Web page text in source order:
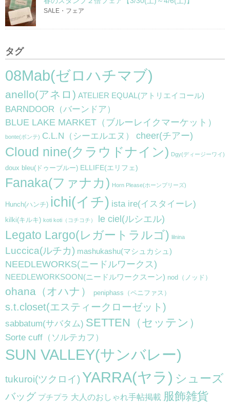
SALE・フェア
タグ
08Mab(ゼロハチマブ)
anello(アネロ) ATELIER EQUAL(アトリエイコール)
BARNDOOR（バーンドア）
BLUE LAKE MARKET（ブルーレイクマーケット）
bonte(ボンテ) C.L.N（シーエルエヌ） cheer(チアー)
Cloud nine(クラウドナイン) Dgy(ディージーワイ)
doux bleu(ドゥーブルー) ELLIFE(エリフェ)
Fanaka(ファナカ) Horn Please(ホーンプリーズ)
Hunch(ハンチ) ichi(イチ) ista ire(イスタイーレ)
kilki(キルキ) koti koti（コチコチ） le ciel(ルシエル)
Legato Largo(レガートラルゴ) lilnina
Luccica(ルチカ) mashukashu(マシュカシュ)
NEEDLEWORKS(ニードルワークス)
NEEDLEWORKSOON(ニードルワークスーン) nod（ノッド）
ohana（オハナ） peniphass（ペニファス）
s.t.closet(エスティークローゼット)
sabbatum(サバタム) SETTEN（セッテン）
Sorte cuff（ソルテカフ）
SUN VALLEY(サンバレー)
tukuroi(ツクロイ) YARRA(ヤラ) シューズ
バッグ プチプラ 大人のおしゃれ手帖掲載 服飾雑貨